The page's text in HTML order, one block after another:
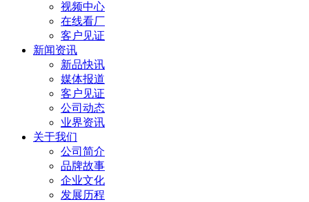
视频中心
在线看厂
客户见证
新闻资讯
新品快讯
媒体报道
客户见证
公司动态
业界资讯
关于我们
公司简介
品牌故事
企业文化
发展历程